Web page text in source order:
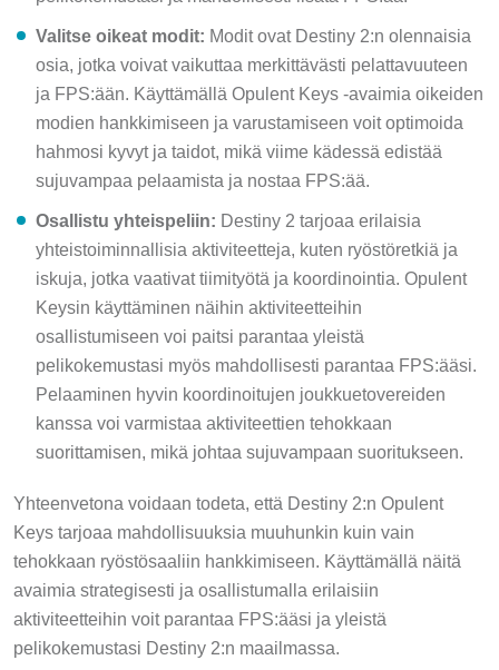
Valitse oikeat modit: Modit ovat Destiny 2:n olennaisia
osia, jotka voivat vaikuttaa merkittävästi pelattavuuteen
ja FPS:ään. Käyttämällä Opulent Keys -avaimia oikeiden
modien hankkimiseen ja varustamiseen voit optimoida
hahmosi kyvyt ja taidot, mikä viime kädessä edistää
sujuvampaa pelaamista ja nostaa FPS:ää.
Osallistu yhteispeliin: Destiny 2 tarjoaa erilaisia
yhteistoiminnallisia aktiviteetteja, kuten ryöstöretkiä ja
iskuja, jotka vaativat tiimityötä ja koordinointia. Opulent
Keysin käyttäminen näihin aktiviteetteihin
osallistumiseen voi paitsi parantaa yleistä
pelikokemustasi myös mahdollisesti parantaa FPS:ääsi.
Pelaaminen hyvin koordinoitujen joukkuetovereiden
kanssa voi varmistaa aktiviteettien tehokkaan
suorittamisen, mikä johtaa sujuvampaan suoritukseen.
Yhteenvetona voidaan todeta, että Destiny 2:n Opulent
Keys tarjoaa mahdollisuuksia muuhunkin kuin vain
tehokkaan ryöstösaaliin hankkimiseen. Käyttämällä näitä
avaimia strategisesti ja osallistumalla erilaisiin
aktiviteetteihin voit parantaa FPS:ääsi ja yleistä
pelikokemustasi Destiny 2:n maailmassa.